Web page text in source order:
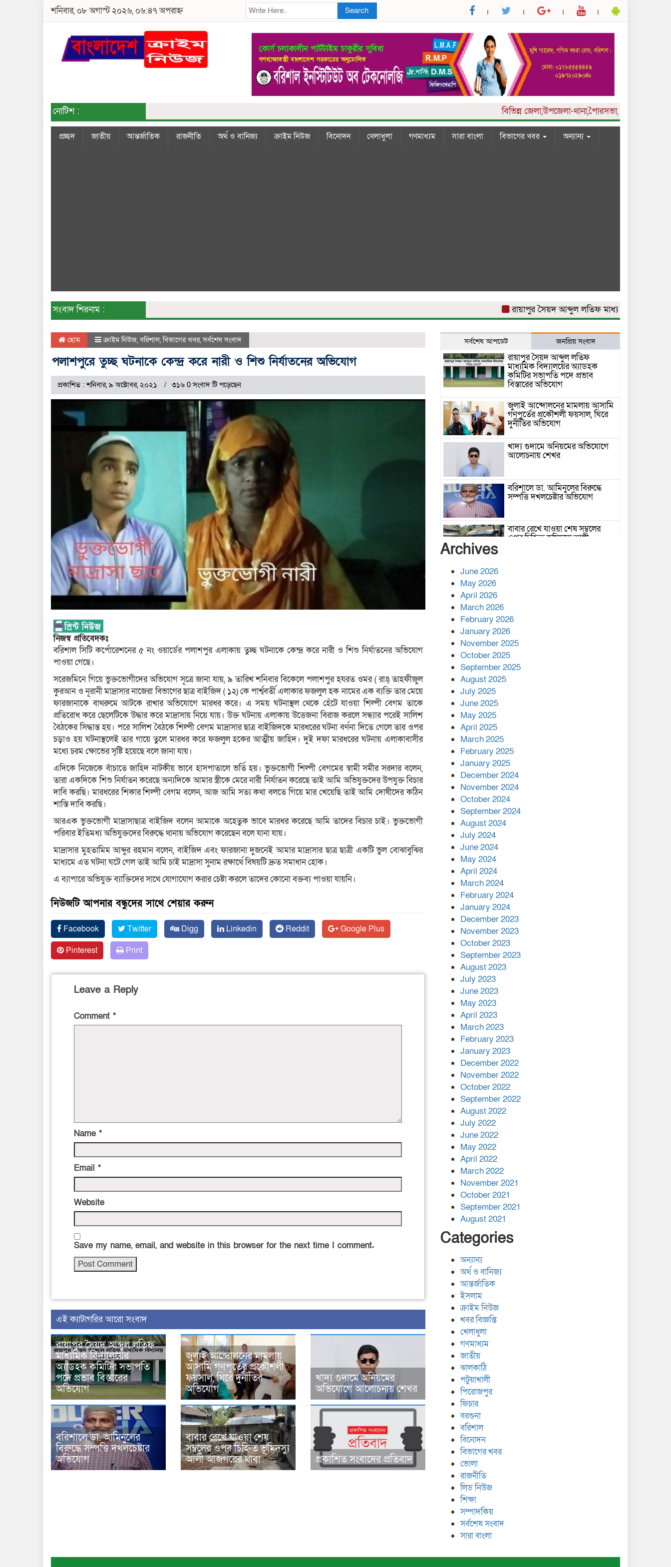
শনিবার, ০৮ অগাস্ট ২০২৬, ০৬:৪৭ অপরাহ্ন Search
নোটিশ : বিভিন্নজেলা,উপজেলা-থানা,পৈারসভা,কলেজ ও ইউনিয়ন
প্রচ্ছদ জাতীয় আন্তর্জাতিক রাজনীতি অর্থ ও বানিজ্য ক্রাইম নিউজ বিনোদন খেলাধুলা গণমাধ্যম সারা বাংলা বিভাগের খবর অন্যান্য
সংবাদ শিরনাম : রায়াপুর সৈয়দ আব্দুল লতিফ মাধ্যমিক বিদ্যালয়ের
হোম ক্রাইম নিউজ,বরিশাল,বিভাগের খবর,সর্বশেষ সংবাদ
পলাশপুরে তুচ্ছ ঘটনাকে কেন্দ্র করে নারী ও শিশু নির্যাতনের অভিযোগ
প্রকাশিত : শনিবার, ৯ অক্টোবর, ২০২১ ৩১৬ 0 সংবাদ টি পড়েছেন
নিজস্ব প্রতিবেদকঃ
বরিশাল সিটি কর্পোরেশনের ৫ নং ওয়ার্ডের পলাশপুর এলাকায় তুচ্ছ ঘটনাকে কেন্দ্র করে নারী ও শিশু নির্যাতনের অভিযোগ
পাওয়া গেছে।
সরেজমিনে গিয়ে ভুক্তভোগীদের অভিযোগ সূত্রে জানা যায়, ৯ তারিখ শনিবার বিকেলে পলাশপুর হযরত ওমর ( রাঃ) তাহফীজুল
কুরআন ও নূরানী মাদ্রাসার নাজেরা বিভাগের ছাত্র বাইজিদ ( ১২) কে পার্শ্ববর্তী এলাকার ফজলুল হক নামের এক ব্যক্তি তার মেয়ে
ফারজানাকে বাথরুমে আটকে রাখার অভিযোগে মারধর করে। এ সময় ঘটনাস্থল থেকে হেঁটে যাওয়া শিল্পী বেগম তাকে
প্রতিরোধ করে ছেলেটিকে উদ্ধার করে মাদ্রাসায় নিয়ে যায়। উক্ত ঘটনায় এলাকায় উত্তেজনা বিরাজ করলে সন্ধ্যার পরেই সালিশ
বৈঠকের সিদ্ধান্ত হয়। পরে সালিশ বৈঠকে শিল্পী বেগম মাদ্রাসার ছাত্র বাইজিদকে মারধরের ঘটনা বর্ণনা দিতে গেলে তার ওপর
চড়াও হয় ঘটনাস্থলেই তার গায়ে তুলে মারধর করে ফজলুল হকের আত্মীয় জাহিদ। দুই দফা মারধরের ঘটনায় এলাকাবাসীর
মধ্যে চরম ক্ষোভের সৃষ্টি হয়েছে বলে জানা যায়।
এদিকে নিজেকে বাঁচাতে জাহিদ নাটকীয় ভাবে হাসপাতালে ভর্তি হয়। ভুক্তভোগী শিল্পী বেগমের স্বামী সমীর সরদার বলেন,
তারা একদিকে শিশু নির্যাতন করেছে অন্যদিকে আমার স্ত্রীকে মেরে নারী নির্যাতন করেছে তাই আমি অভিযুক্তদের উপযুক্ত বিচার
দাবি করছি। মারধরের শিকার শিল্পী বেগম বলেন, আজ আমি সত্য কথা বলতে গিয়ে মার খেয়েছি তাই আমি দোষীদের কঠিন
শাস্তি দাবি করছি।
আরএক ভুক্তভোগী মাদ্রাসাছাত্র বাইজিদ বলেন আমাকে অহেতুক ভাবে মারধর করেছে আমি তাদের বিচার চাই। ভুক্তভোগী
পরিবার ইতিমধ্য অভিযুক্তদের বিরুদ্ধে থানায় অভিযোগ করেছেন বলে যানা যায়।
মাদ্রাসার মুহতামিম আব্দুর রহমান বলেন, বাইজিদ এবং ফারজানা দুজনেই আমার মাদ্রাসার ছাত্র ছাত্রী একটি ভুল বোঝাবুঝির
মাধ্যমে এত ঘটনা ঘটে গেল তাই আমি চাই মাদ্রাসা সুনাম রক্ষার্থে বিষয়টি দ্রুত সমাধান হোক।
এ ব্যাপারে অভিযুক্ত ব্যাক্তিদের সাথে যোগাযোগ করার চেষ্টা করলে তাদের কোনো বক্তব্য পাওয়া যায়নি।
নিউজটি আপনার বন্ধুদের সাথে শেয়ার করুন
Facebook Twitter Digg Linkedin Reddit
Google Plus
Pinterest
Print
Leave a Reply
Comment *
Name *
Email *
Website
Save my name, email, and website in this browser for the next time I comment.
‍এই ক্যাটাগরির ‍আরো সংবাদ
রায়াপুর সৈয়দ আব্দুল লতিফ
মাধ্যমিক বিদ্যালয়ের
অ্যাডহক কমিটির সভাপতি
পদে প্রভাব বিস্তারের
অভিযোগ
জুলাই আন্দোলনের মামলায়
আসামি গণপূর্তের প্রকৌশলী
ফয়সাল, ঘিরে দুর্নীতির
অভিযোগ
খাদ্য গুদামে অনিয়মের
অভিযোগে আলোচনায় শেখর
বরিশালে ডা. আমিনুলের
বিরুদ্ধে সম্পত্তি দখলচেষ্টার
অভিযোগ
বাবার রেখে যাওয়া শেষ
সম্বলের ওপর চিহ্নিত ভূমিদস্যু
আলী আজগরের থাবা
প্রকাশিত সংবাদের প্রতিবাদ
সর্বশেষ আপডেট জনপ্রিয় সংবাদ
রায়াপুর সৈয়দ আব্দুল লতিফ
মাধ্যমিক বিদ্যালয়ের অ্যাডহক
কমিটির সভাপতি পদে প্রভাব
বিস্তারের অভিযোগ
জুলাই আন্দোলনের মামলায় আসামি
গণপূর্তের প্রকৌশলী ফয়সাল, ঘিরে
দুর্নীতির অভিযোগ
খাদ্য গুদামে অনিয়মের অভিযোগে
আলোচনায় শেখর
বরিশালে ডা. আমিনুলের বিরুদ্ধে
সম্পত্তি দখলচেষ্টার অভিযোগ
বাবার রেখে যাওয়া শেষ সম্বলের
ওপর চিহ্নিত ভূমিদস্যু আলী
প্রকাশের অভিযোগ
শের-ই-বাংলা গোল্ডেন অ্যাওয়ার্ড
২০২৬-এ সম্মানিত পরিচালক ইমন
নিহত, আহত ৪০
Archives
June 2026
May 2026
April 2026
March 2026
February 2026
January 2026
November 2025
October 2025
September 2025
August 2025
July 2025
June 2025
May 2025
April 2025
March 2025
February 2025
January 2025
December 2024
November 2024
October 2024
September 2024
August 2024
July 2024
June 2024
May 2024
April 2024
March 2024
February 2024
January 2024
December 2023
November 2023
October 2023
September 2023
August 2023
July 2023
June 2023
May 2023
April 2023
March 2023
February 2023
January 2023
December 2022
November 2022
October 2022
September 2022
August 2022
July 2022
June 2022
May 2022
April 2022
March 2022
November 2021
October 2021
September 2021
August 2021
Categories
অন্যান্য
অর্থ ও বানিজ্য
আন্তর্জাতিক
ইসলাম
ক্রাইম নিউজ
খবর বিজ্ঞপ্তি
খেলাধুলা
গণমাধ্যম
জাতীয়
ঝালকাঠি
পটুয়াখালী
পিরোজপুর
ফিচার
বরগুনা
বরিশাল
বিনোদন
বিভাগের খবর
ভোলা
রাজনীতি
লিড নিউজ
শিক্ষা
সম্পাদকিয়
সর্বশেষ সংবাদ
সারা বাংলা